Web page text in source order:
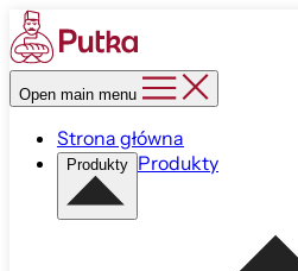
Open main menu
Strona główna
Produkty Produkty